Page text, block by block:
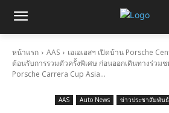
หน้าแรก AAS
เอเอเอสฯ เปิดบ้าน Porsche
ต้อนรับการรวมตัวครั้งพิเศษ ก่อนออกเดินทางร่วม
Porsche Carrera Cup Asia...
AAS Auto News ข่าวประชาสัมพันธ์